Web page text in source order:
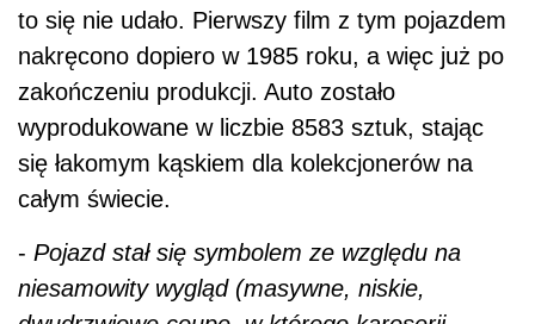
to się nie udało. Pierwszy film z tym pojazdem
nakręcono dopiero w 1985 roku, a więc już po
zakończeniu produkcji. Auto zostało
wyprodukowane w liczbie 8583 sztuk, stając
się łakomym kąskiem dla kolekcjonerów na
całym świecie.
- Pojazd stał się symbolem ze względu na
niesamowity wygląd (masywne, niskie,